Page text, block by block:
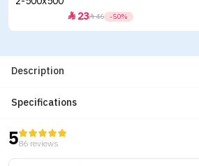
 2346 -50%
Description
Specifications
586 reviews